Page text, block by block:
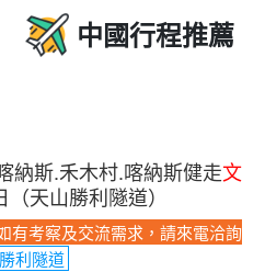
中國行程推薦
納斯.禾木村.喀納斯健走文
（天山勝利隧道）
有考察及交流需求，請來電洽詢
利隧道